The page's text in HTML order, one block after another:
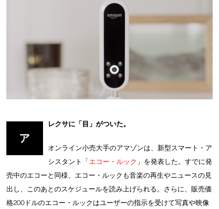
ア
レクサに「目」がついた。
オンライン小売大手のアマゾンは、新型スマート・ア
シスタント「エコー・ルック 」を発表した。すでに発
売中のエコーと同様、エコー・ルックも音楽の再生やニュースの見
出し、このあとのスケジュールを読み上げられる。さらに、販売価
格200ドルのエコー・ルックはユーザーの指示を受けて写真や映像